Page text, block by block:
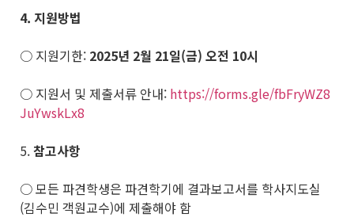
4. 지원방법
○ 지원기한: 2025년 2월 21일(금) 오전 10시
○ 지원서 및 제출서류 안내: https://forms.gle/fbFryWZ8
JuYwskLx8
5.참고사항
○ 모든 파견학생은 파견학기에 결과보고서를 학사지도실
(김수민 객원교수)에 제출해야 함